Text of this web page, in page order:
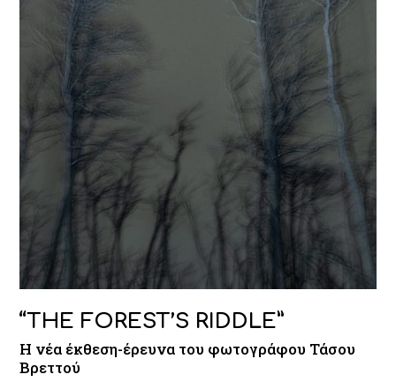
“THE FOREST’S RIDDLE”
Η νέα έκθεση-έρευνα του φωτογράφου Τάσου
Βρεττού